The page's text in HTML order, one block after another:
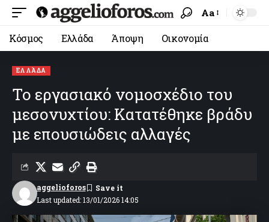
Aa
Κόσμος Ελλάδα Άποψη Οικονομία
ΕΛΛΆΔΑ
Το εργασιακό νομοσχέδιο του
μεσονυχτίου: Κατατέθηκε βράδυ
με επουσιώδεις αλλαγές
Last updated: 13/01/2026 14:05
aggelioforos